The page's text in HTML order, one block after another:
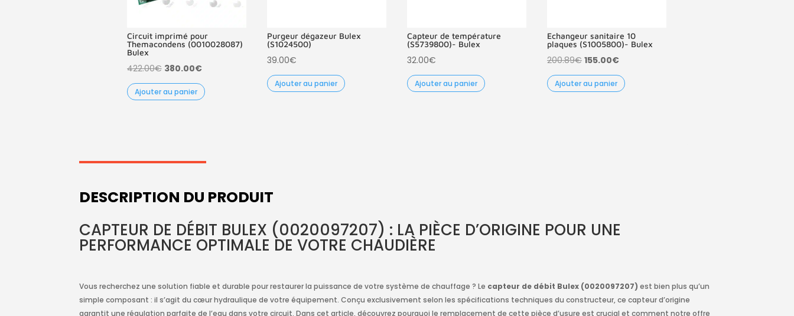
Circuit imprimé pour
Themacondens (0010028087)
Bulex
422.00€ Le
prix
initial
380.00€Le
prix
actuel
Ajouter au panier
Purgeur dégazeur Bulex
(S1024500)
39.00€
Ajouter au panier
Capteur de température
(S5739800)- Bulex
32.00€
Ajouter au panier
Echangeur sanitaire 10
plaques (S1005800)- Bulex
200.89€ Le
prix
initial
155.00€Le
prix
actuel
Ajouter au panier
DESCRIPTION DU PRODUIT
CAPTEUR DE DÉBIT BULEX (0020097207) : LA PIÈCE D’ORIGINE POUR UNE
PERFORMANCE OPTIMALE DE VOTRE CHAUDIÈRE
Vous recherchez une solution fiable et durable pour restaurer la puissance de votre système de chauffage ? Le capteur de débit Bulex (0020097207) est bien plus qu’un
simple composant : il s’agit du cœur hydraulique de votre équipement. Conçu exclusivement selon les spécifications techniques du constructeur, ce capteur d’origine
garantit une régulation parfaite de l’eau dans votre circuit. Dans cet article, découvrez pourquoi le remplacement de cette pièce d’usure est crucial et comment notre offre